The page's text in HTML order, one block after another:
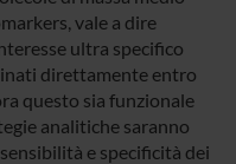
vale a dire
ultra specifico
direttamente entro
questo sia funzionale
analitiche saranno
e specificità dei